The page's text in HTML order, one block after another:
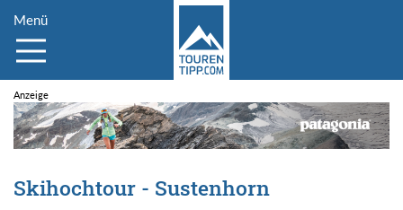
Menü
Skihochtour - Sustenhorn